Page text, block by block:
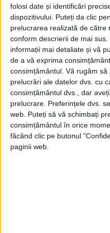
folosi date și identificări
dispozitivului. Puteți da clic
prelucrarea realizată de către
conform descrierii de mai
informații mai detaliate și vă
de a vă exprima
consimțământul. Vă rugăm să
prelucrări ale datelor dvs. cu
consimțământul dvs., dar
prelucrare. Preferințele dvs.
web. Puteți să vă schimbați
consimțământul în orice
făcând clic pe butonul
paginii web.
Moartea tragică a
Soția împăratului Franz
cunoscută pentru